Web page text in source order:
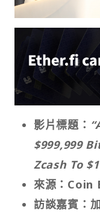
影片標題：
$999,999
Zcash To
來源：
訪談嘉賓：